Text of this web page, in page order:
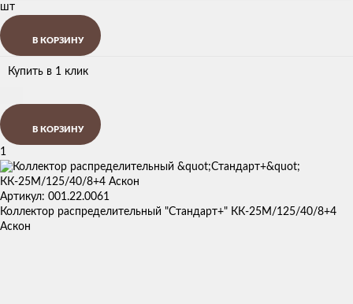
шт
В КОРЗИНУ
Купить в 1 клик
В КОРЗИНУ
1
Артикул: 001.22.0061
Коллектор распределительный "Стандарт+" КК-25М/125/40/8+4
Аскон